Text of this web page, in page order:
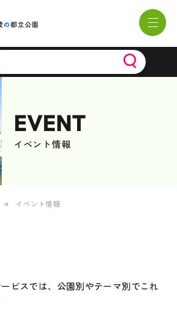
EVENT
イベント情報
イベント情報
ビスでは、公園別やテーマ別でこれ